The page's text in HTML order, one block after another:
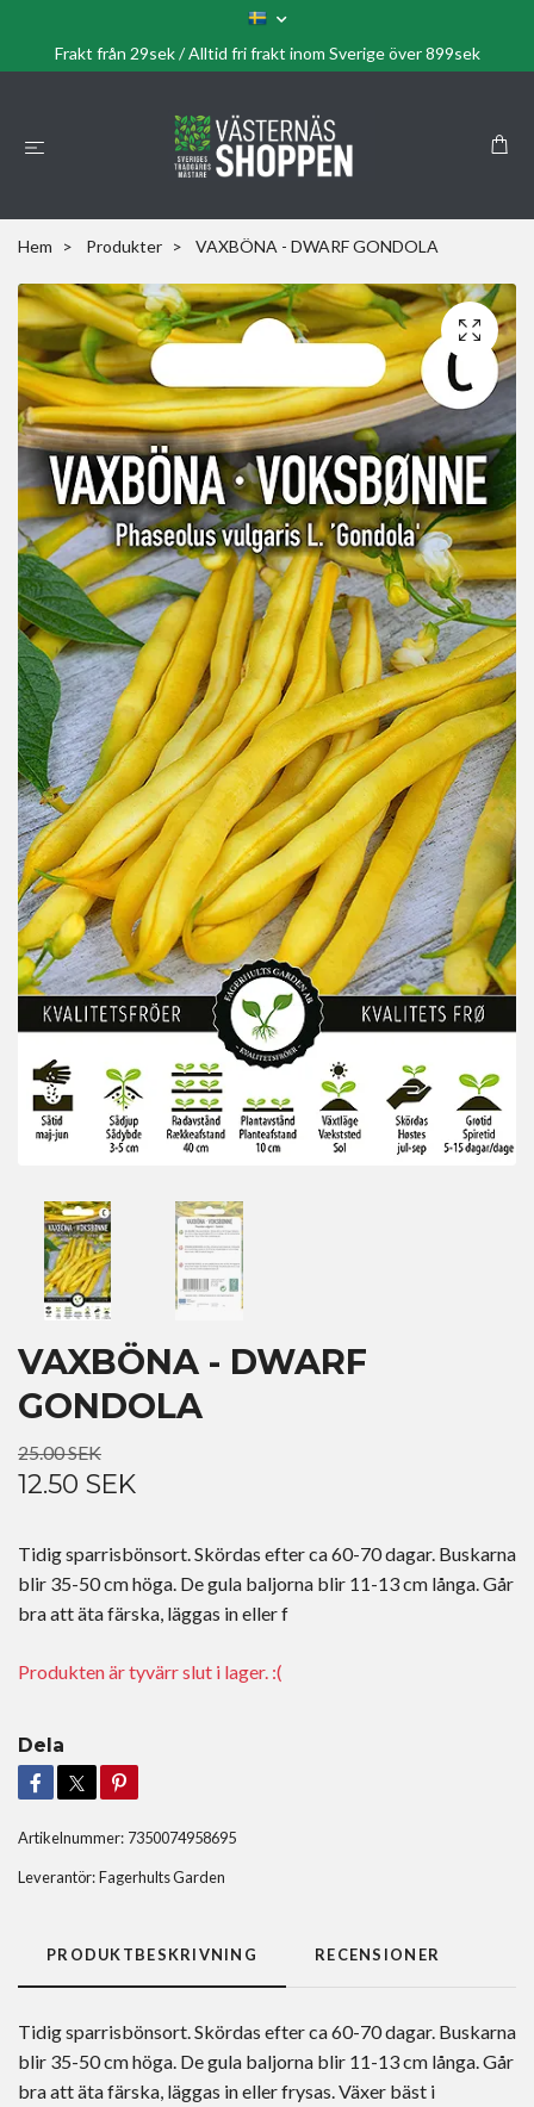
Frakt från 29sek / Alltid fri frakt inom Sverige över 899sek
Hem Produkter VAXBÖNA - DWARF GONDOLA
VAXBÖNA - DWARF
GONDOLA
25.00 SEK
12.50 SEK
Tidig sparrisbönsort. Skördas efter ca 60-70 dagar. Buskarna
blir 35-50 cm höga. De gula baljorna blir 11-13 cm långa. Går
bra att äta färska, läggas in eller f
Produkten är tyvärr slut i lager. :(
Dela
Artikelnummer: 7350074958695
Leverantör:Fagerhults Garden
PRODUKTBESKRIVNING RECENSIONER
Tidig sparrisbönsort. Skördas efter ca 60-70 dagar. Buskarna
blir 35-50 cm höga. De gula baljorna blir 11-13 cm långa. Går
bra att äta färska, läggas in eller frysas. Växer bäst i